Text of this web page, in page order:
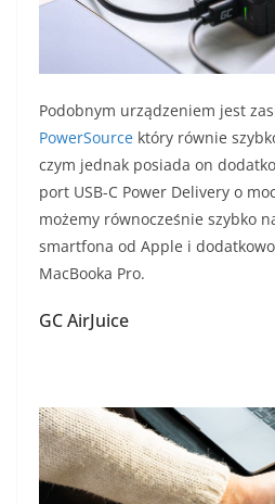
Podobnym urządzeniem jest
PowerSource który równie
czym jednak posiada on
port USB-C Power Delivery o
możemy równocześnie szybko
smartfona od Apple i
MacBooka Pro.
GC AirJuice